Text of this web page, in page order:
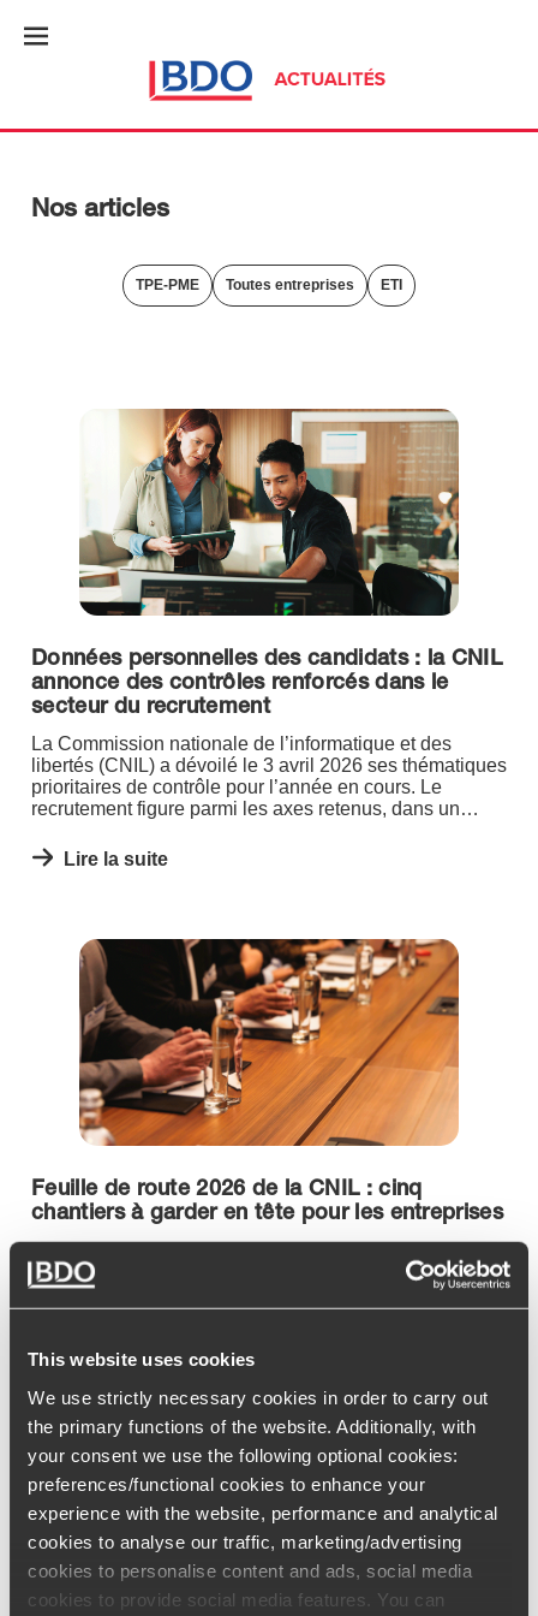
This website uses cookies
We use strictly necessary cookies in order to carry out
the primary functions of the website. Additionally, with
your consent we use the following optional cookies:
preferences/functional cookies to enhance your
experience with the website, performance and analytical
cookies to analyse our traffic, marketing/advertising
cookies to personalise content and ads, social media
cookies to provide social media features. You can
Nos articles
TPE-PME Toutes entreprises ETI
Données personnelles des candidats : la CNIL
annonce des contrôles renforcés dans le
secteur du recrutement
La Commission nationale de l’informatique et des
libertés (CNIL) a dévoilé le 3 avril 2026 ses thématiques
prioritaires de contrôle pour l’année en cours. Le
recrutement figure parmi les axes retenus, dans un
de traitement des candidatures.
Lire la suite
Feuille de route 2026 de la CNIL : cinq
chantiers à garder en tête pour les entreprises
des libertés (CNIL) structure son action autour de deux
axes prioritaires : le renforcement de la conformité au
Règlement général sur la protection des données
l’intelligence artificielle (IA). L’autorité détaille les
publier ou de soumettre à consultation publique au
cours de l’année.
Lire la suite